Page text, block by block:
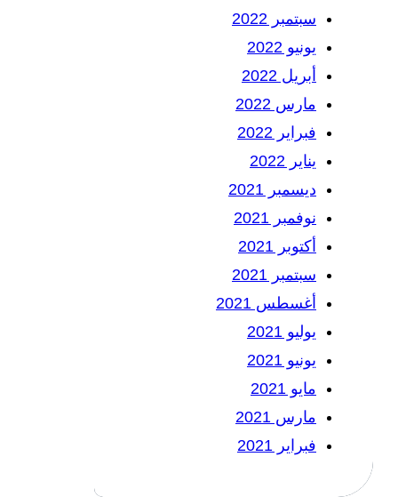
سبتمبر 2022
يونيو 2022
أبريل 2022
مارس 2022
فبراير 2022
يناير 2022
ديسمبر 2021
نوفمبر 2021
أكتوبر 2021
سبتمبر 2021
أغسطس 2021
يوليو 2021
يونيو 2021
مايو 2021
مارس 2021
فبراير 2021